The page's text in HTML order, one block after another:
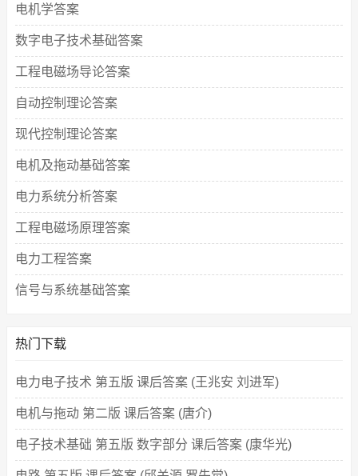
电机学答案
数字电子技术基础答案
工程电磁场导论答案
自动控制理论答案
现代控制理论答案
电机及拖动基础答案
电力系统分析答案
工程电磁场原理答案
电力工程答案
信号与系统基础答案
热门下载
电力电子技术 第五版 课后答案 (王兆安 刘进军)
电机与拖动 第二版 课后答案 (唐介)
电子技术基础 第五版 数字部分 课后答案 (康华光)